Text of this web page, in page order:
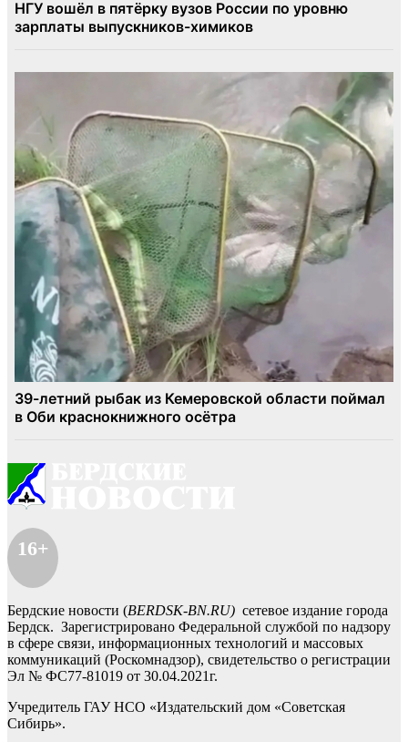
16+
Бердские новости (BERDSK-BN.RU) сетевое издание города
Бердск. Зарегистрировано Федеральной службой по надзору
в сфере связи, информационных технологий и массовых
коммуникаций (Роскомнадзор), свидетельство о регистрации
Эл № ФС77-81019 от 30.04.2021г.
Учредитель ГАУ НСО «Издательский дом «Советская
Сибирь».